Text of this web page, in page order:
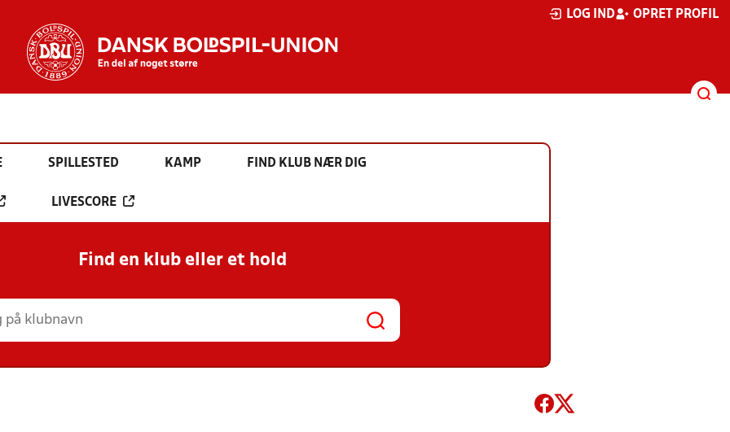
LOG IND OPRET PROFIL
SPILLESTED KAMP FIND KLUB NÆR DIG
LIVESCORE
Find en klub eller et hold